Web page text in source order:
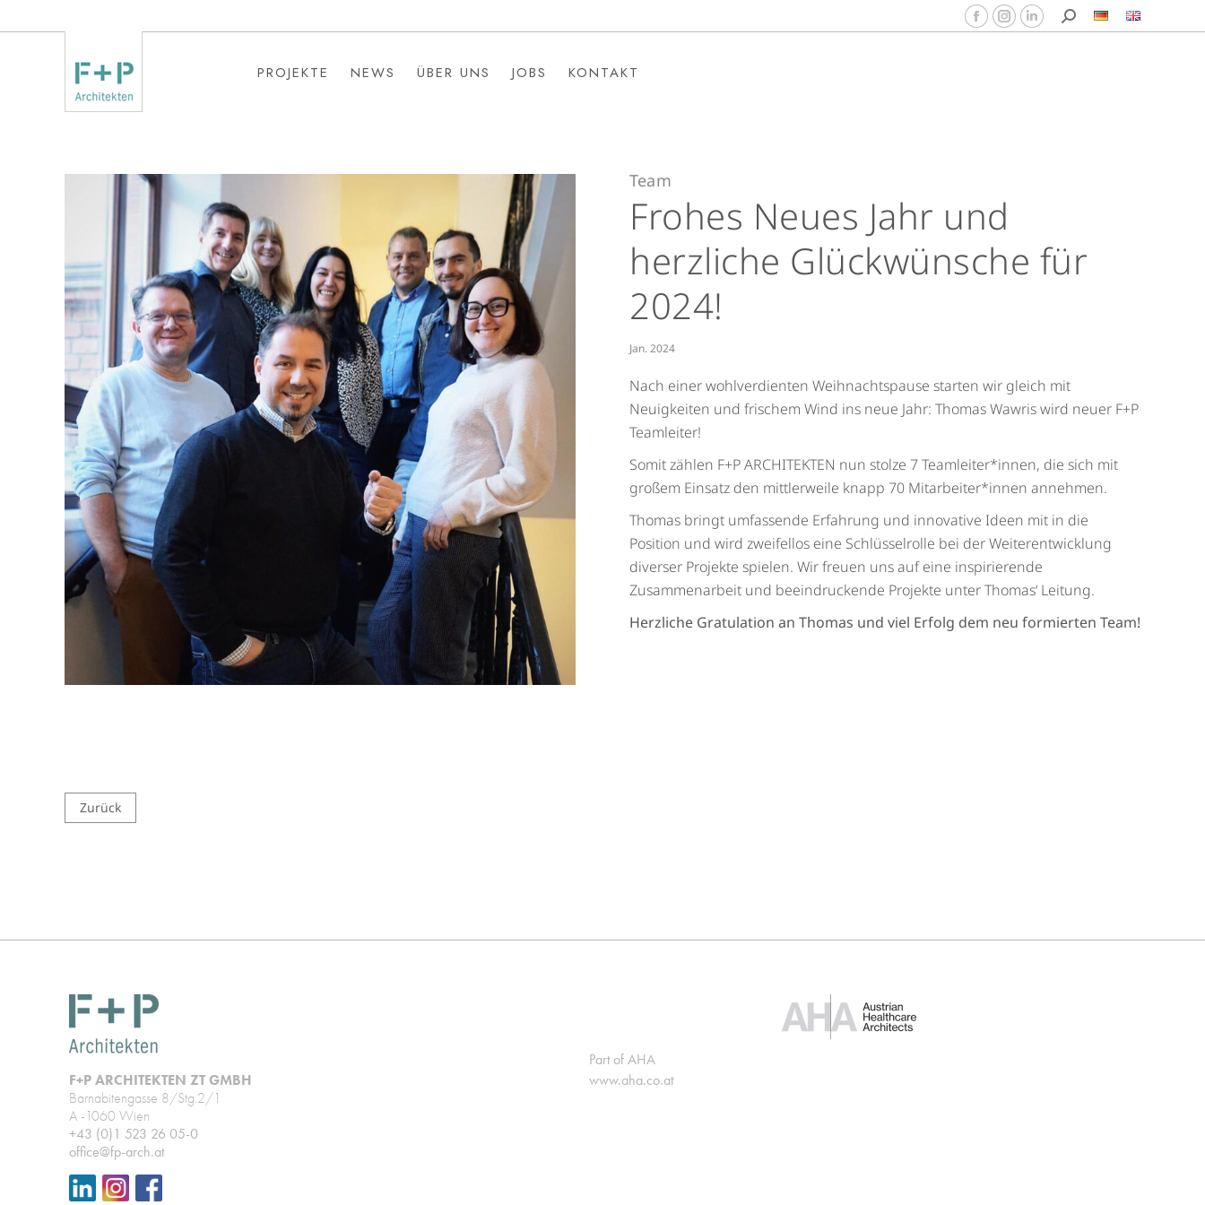
PROJEKTE NEWS ÜBER UNS JOBS KONTAKT
Team
Frohes Neues Jahr und
herzliche Glückwünsche für
2024!
Jan. 2024
Nach einer wohlverdienten Weihnachtspause starten wir gleich mit
Neuigkeiten und frischem Wind ins neue Jahr: Thomas Wawris wird neuer F+P
Teamleiter!
Somit zählen F+P ARCHITEKTEN nun stolze 7 Teamleiter*innen, die sich mit
großem Einsatz den mittlerweile knapp 70 Mitarbeiter*innen annehmen.
Thomas bringt umfassende Erfahrung und innovative Ideen mit in die
Position und wird zweifellos eine Schlüsselrolle bei der Weiterentwicklung
diverser Projekte spielen. Wir freuen uns auf eine inspirierende
Zusammenarbeit und beeindruckende Projekte unter Thomas‘ Leitung.
Herzliche Gratulation an Thomas und viel Erfolg dem neu formierten Team!
Zurück
F+P ARCHITEKTEN ZT GMBH
Barnabitengasse 8/Stg.2/1
A -1060 Wien
+43 (0)1 523 26 05-0
office@fp-arch.at
Part of AHA
www.aha.co.at